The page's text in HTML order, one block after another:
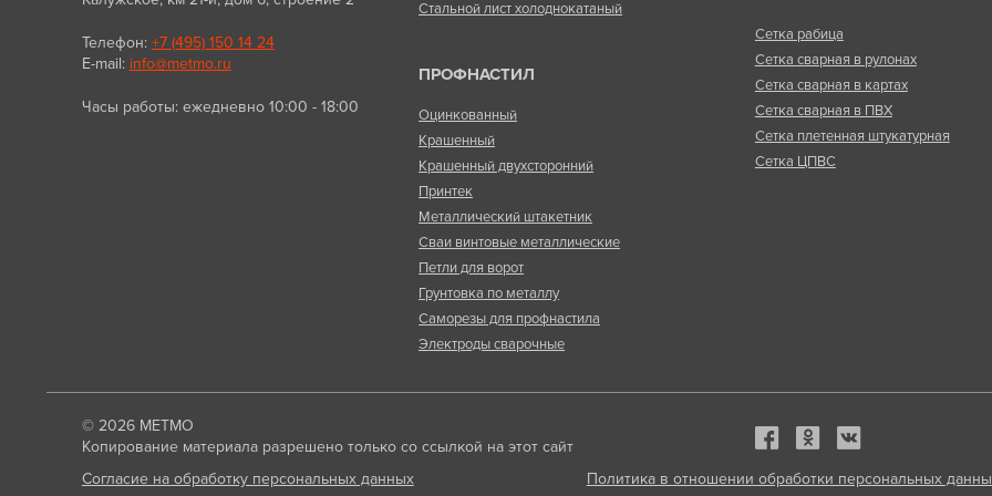
Телефон: +7 (495) 150 14 24
E-mail: info@metmo.ru
Часы работы: ежедневно 10:00 - 18:00
Стальной лист холоднокатаный
ПРОФНАСТИЛ
Оцинкованный
Крашенный
Крашенный двухсторонний
Принтек
Металлический штакетник
Сваи винтовые металлические
Петли для ворот
Грунтовка по металлу
Саморезы для профнастила
Электроды сварочные
Сетка рабица
Сетка сварная в рулонах
Сетка сварная в картах
Сетка сварная в ПВХ
Сетка плетенная штукатурная
Сетка ЦПВС
© 2026 МЕТМО
Копирование материала разрешено только со ссылкой на этот сайт
Согласие на обработку персональных данных
Политика в отношении обработки персональных